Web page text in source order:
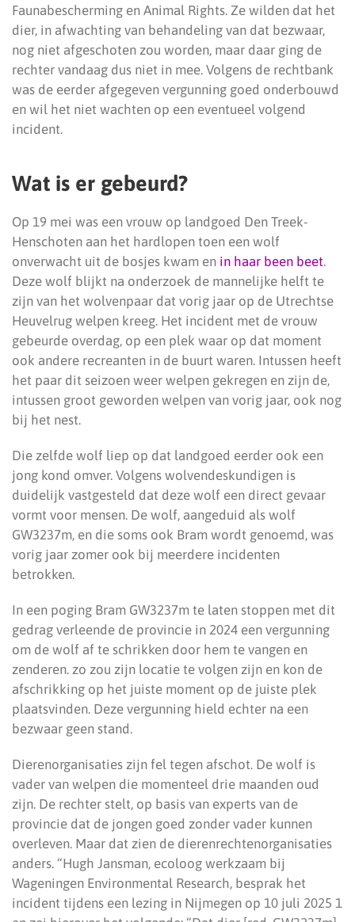
Faunabescherming en Animal Rights. Ze wilden dat het
dier, in afwachting van behandeling van dat bezwaar,
nog niet afgeschoten zou worden, maar daar ging de
rechter vandaag dus niet in mee. Volgens de rechtbank
was de eerder afgegeven vergunning goed onderbouwd
en wil het niet wachten op een eventueel volgend
incident.
Wat is er gebeurd?
Op 19 mei was een vrouw op landgoed Den Treek-
Henschoten aan het hardlopen toen een wolf
onverwacht uit de bosjes kwam en in haar been beet.
Deze wolf blijkt na onderzoek de mannelijke helft te
zijn van het wolvenpaar dat vorig jaar op de Utrechtse
Heuvelrug welpen kreeg. Het incident met de vrouw
gebeurde overdag, op een plek waar op dat moment
ook andere recreanten in de buurt waren. Intussen heeft
het paar dit seizoen weer welpen gekregen en zijn de,
intussen groot geworden welpen van vorig jaar, ook nog
bij het nest.
Die zelfde wolf liep op dat landgoed eerder ook een
jong kond omver. Volgens wolvendeskundigen is
duidelijk vastgesteld dat deze wolf een direct gevaar
vormt voor mensen. De wolf, aangeduid als wolf
GW3237m, en die soms ook Bram wordt genoemd, was
vorig jaar zomer ook bij meerdere incidenten
betrokken.
In een poging Bram GW3237m te laten stoppen met dit
gedrag verleende de provincie in 2024 een vergunning
om de wolf af te schrikken door hem te vangen en
zenderen. zo zou zijn locatie te volgen zijn en kon de
afschrikking op het juiste moment op de juiste plek
plaatsvinden. Deze vergunning hield echter na een
bezwaar geen stand.
Dierenorganisaties zijn fel tegen afschot. De wolf is
vader van welpen die momenteel drie maanden oud
zijn. De rechter stelt, op basis van experts van de
provincie dat de jongen goed zonder vader kunnen
overleven. Maar dat zien de dierenrechtenorganisaties
anders. “Hugh Jansman, ecoloog werkzaam bij
Wageningen Environmental Research, besprak het
incident tijdens een lezing in Nijmegen op 10 juli 2025 1